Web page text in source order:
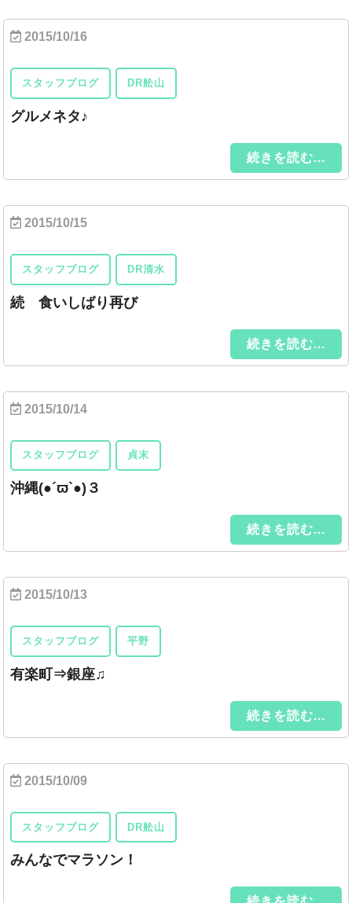
2015/10/16
スタッフブログ DR舩山
グルメネタ♪
続きを読む...
2015/10/15
スタッフブログ DR清水
続 食いしばり再び
続きを読む...
2015/10/14
スタッフブログ 貞末
沖縄(●´ϖ`●)３
続きを読む...
2015/10/13
スタッフブログ 平野
有楽町⇒銀座♫
続きを読む...
2015/10/09
スタッフブログ DR舩山
みんなでマラソン！